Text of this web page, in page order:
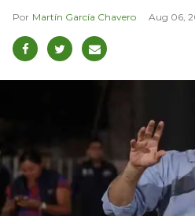
Martín García Chavero Aug 06,